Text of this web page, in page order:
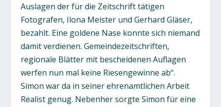
Auslagen der für die Zeitschrift tätigen
Fotografen, Ilona Meister und Gerhard Gläser,
bezahlt. Eine goldene Nase konnte sich niemand
damit verdienen. Gemeindezeitschriften,
regionale Blätter mit bescheidenen Auflagen
werfen nun mal keine Riesengewinne ab“.
Simon war da in seiner ehrenamtlichen Arbeit
Realist genug. Nebenher sorgte Simon für eine